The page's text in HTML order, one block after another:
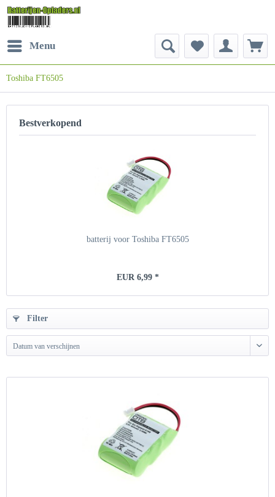
Menu
Toshiba FT6505
Bestverkopend
batterij voor Toshiba FT6505
EUR 6,99 *
Filter
Datum van verschijnen